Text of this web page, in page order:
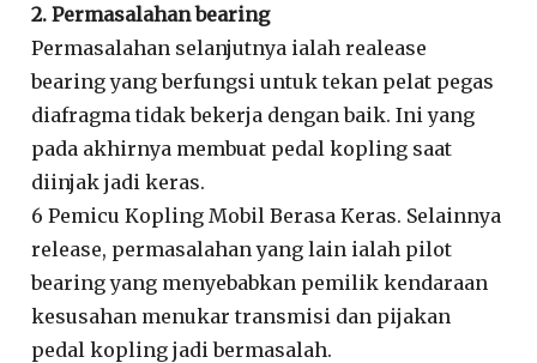
2. Permasalahan bearing
Permasalahan selanjutnya ialah realease
bearing yang berfungsi untuk tekan pelat pegas
diafragma tidak bekerja dengan baik. Ini yang
pada akhirnya membuat pedal kopling saat
diinjak jadi keras.
6 Pemicu Kopling Mobil Berasa Keras. Selainnya
release, permasalahan yang lain ialah pilot
bearing yang menyebabkan pemilik kendaraan
kesusahan menukar transmisi dan pijakan
pedal kopling jadi bermasalah.